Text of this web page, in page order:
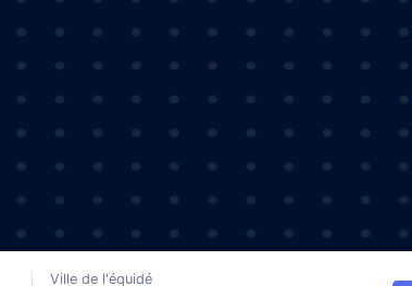
Ville de l'équidé